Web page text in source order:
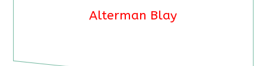
Alterman Blay